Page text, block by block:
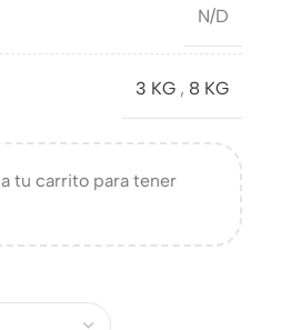
N/D
3 KG , 8 KG
a tu carrito para tener